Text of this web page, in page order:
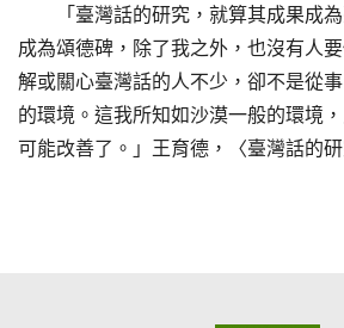
「臺灣話的研究，就算其成果成為
成為頌德碑，除了我之外，也沒有人
解或關心臺灣話的人不少，卻不是從
的環境。這我所知如沙漠一般的環境
可能改善了。」王育德，〈臺灣話的研